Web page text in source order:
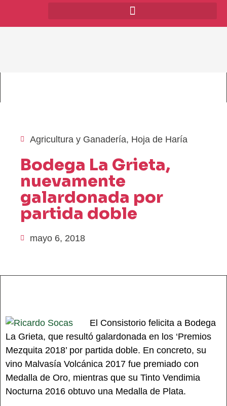
Agricultura y Ganadería, Hoja de Haría
Bodega La Grieta,
nuevamente
galardonada por
partida doble
mayo 6, 2018
El Consistorio felicita a Bodega
La Grieta, que resultó galardonada en los ‘Premios
Mezquita 2018’ por partida doble. En concreto, su
vino Malvasía Volcánica 2017 fue premiado con
Medalla de Oro, mientras que su Tinto Vendimia
Nocturna 2016 obtuvo una Medalla de Plata.